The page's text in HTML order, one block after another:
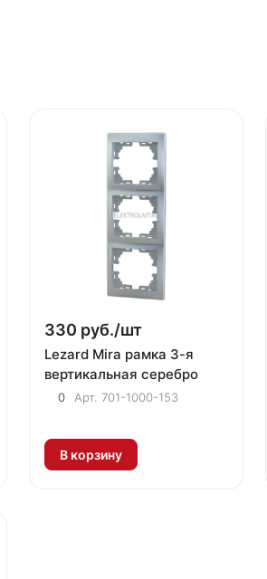
330 руб./шт
Lezard Mira рамка 3-я
вертикальная серебро
0 Арт. 701-1000-153
В корзину